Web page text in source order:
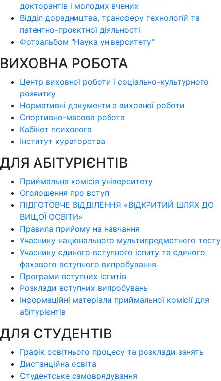
докторантів і молодих вчених
Відділ дорадництва, трансферу технологій та
патентно-проєктної діяльності
Фотоальбом "Наука університету"
ВИХОВНА РОБОТА
Центр виховної роботи і соціально-культурного
розвитку
Нормативні документи з виховної роботи
Спортивно-масова робота
Кабінет психолога
Інститут кураторства
ДЛЯ АБІТУРІЄНТІВ
Приймальна комісія університету
Оголошення про вступ
ПІДГОТОВЧЕ ВІДДІЛЕННЯ «ВІДКРИТИЙ ШЛЯХ ДО
ВИЩОЇ ОСВІТИ»
Правила прийому на навчання
Учаснику національного мультипредметного тесту
Учаснику єдиного вступного іспиту та єдиного
фахового вступного випробування
Програми вступних іспитів
Розклади вступних випробувань
Інформаційні матеріали приймальної комісії для
абітурієнтів
ДЛЯ СТУДЕНТІВ
Графік освітнього процесу та розклади занять
Дистанційна освіта
Студентське самоврядування